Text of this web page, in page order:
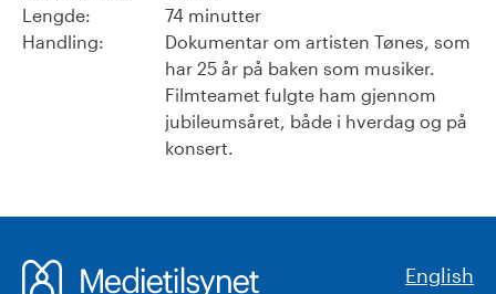
Lengde:
74 minutter
Handling:
Dokumentar om artisten Tønes, som
har 25 år på baken som musiker.
Filmteamet fulgte ham gjennom
jubileumsåret, både i hverdag og på
konsert.
English